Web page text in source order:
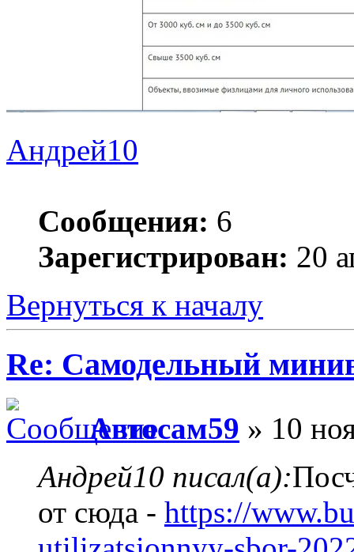
Андрей10
Сообщения: 6
Зарегистрирован: 20
Вернуться к началу
Re: Самодельный
Автосам59 » 10
Андрей10 писал(а):
от сюда - https://